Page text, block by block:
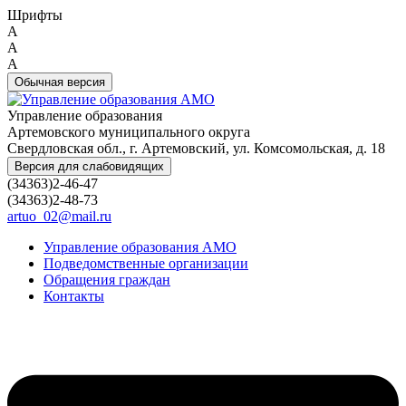
Шрифты
A
A
A
Обычная версия
Управление образования
Артемовского муниципального округа
Свердловская обл., г. Артемовский, ул. Комсомольская, д. 18
Версия для слабовидящих
(34363)2-46-47
(34363)2-48-73
artuo_02@mail.ru
Управление образования АМО
Подведомственные организации
Обращения граждан
Контакты